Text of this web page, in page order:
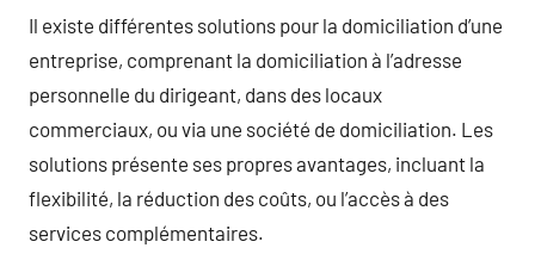
Il existe différentes solutions pour la domiciliation d’une
entreprise, comprenant la domiciliation à l’adresse
personnelle du dirigeant, dans des locaux
commerciaux, ou via une société de domiciliation. Les
solutions présente ses propres avantages, incluant la
flexibilité, la réduction des coûts, ou l’accès à des
services complémentaires.